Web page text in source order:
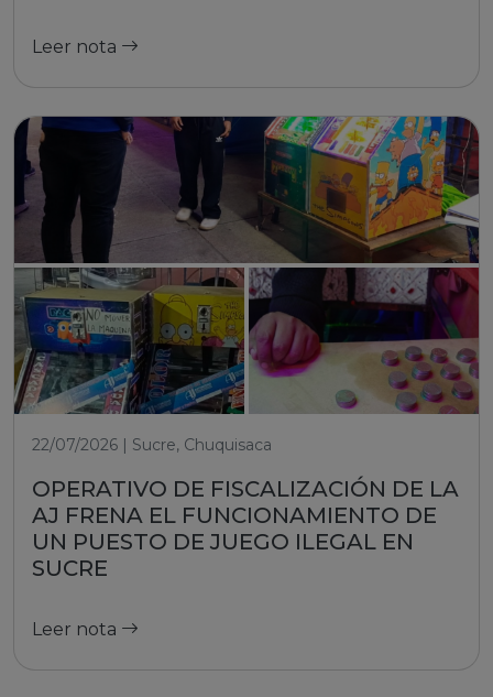
Leer nota
22/07/2026 | Sucre, Chuquisaca
OPERATIVO DE FISCALIZACIÓN DE LA
AJ FRENA EL FUNCIONAMIENTO DE
UN PUESTO DE JUEGO ILEGAL EN
SUCRE
Leer nota